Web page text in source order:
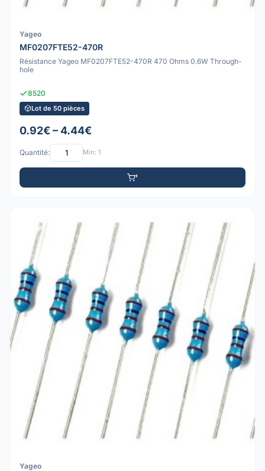
Yageo
MF0207FTE52-470R
Résistance Yageo MF0207FTE52-470R 470 Ohms 0.6W Through-
hole
8520
Lot de 50 pièces
0.92€ – 4.44€
Quantité: Min: 1
Yageo